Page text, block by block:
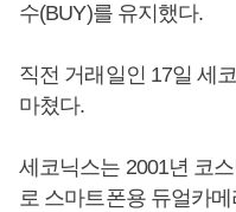
수(BUY)를 유지했다.
직전 거래일인 17일 세
마쳤다.
세코닉스는 2001년 코
로 스마트폰용 듀얼카